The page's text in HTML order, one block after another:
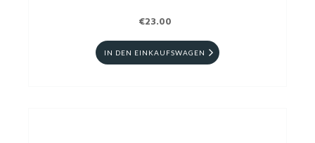
€23.00
IN DEN EINKAUFSWAGEN